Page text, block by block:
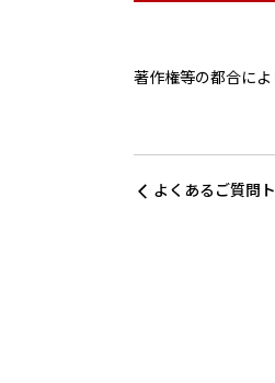
著作権等の都合に
よくあるご質問